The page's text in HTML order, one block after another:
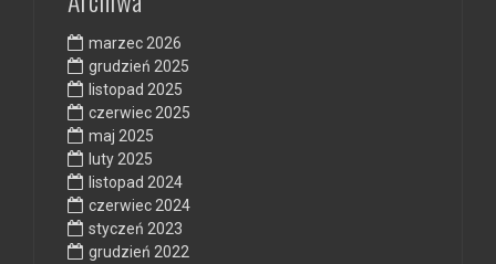
marzec 2026
grudzień 2025
listopad 2025
czerwiec 2025
maj 2025
luty 2025
listopad 2024
czerwiec 2024
styczeń 2023
grudzień 2022